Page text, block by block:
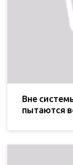
Вне
пытаются